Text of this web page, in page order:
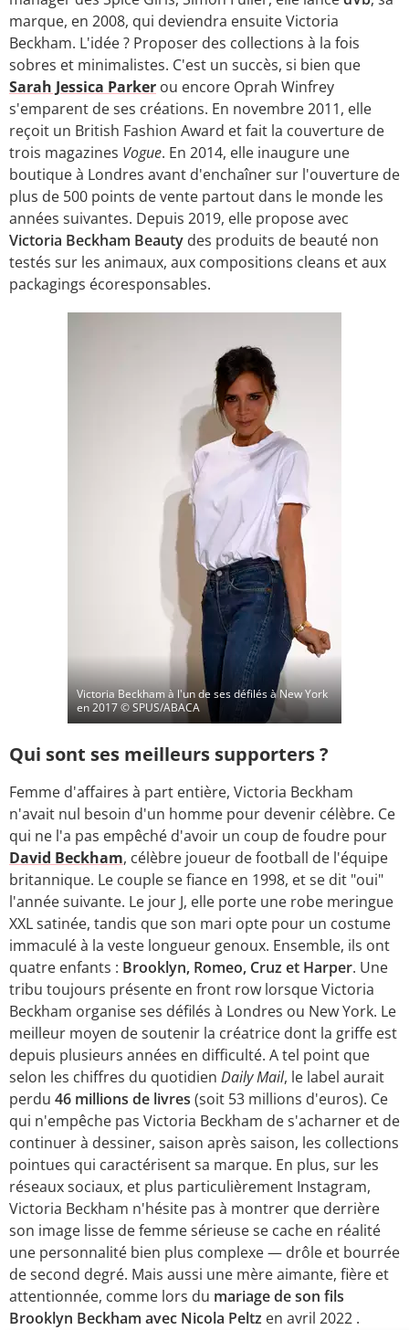
marque, en 2008, qui deviendra ensuite Victoria
Beckham. L'idée ? Proposer des collections à la fois
sobres et minimalistes. C'est un succès, si bien que
Sarah Jessica Parker ou encore Oprah Winfrey
s'emparent de ses créations. En novembre 2011, elle
reçoit un British Fashion Award et fait la couverture de
trois magazines Vogue. En 2014, elle inaugure une
boutique à Londres avant d'enchaîner sur l'ouverture de
plus de 500 points de vente partout dans le monde les
années suivantes. Depuis 2019, elle propose avec
Victoria Beckham Beauty des produits de beauté non
testés sur les animaux, aux compositions cleans et aux
packagings écoresponsables.
Victoria Beckham à l'un de ses défilés à New York
en 2017© SPUS/ABACA
Qui sont ses meilleurs supporters ?
Femme d'affaires à part entière, Victoria Beckham
n'avait nul besoin d'un homme pour devenir célèbre. Ce
qui ne l'a pas empêché d'avoir un coup de foudre pour
David Beckham, célèbre joueur de football de l'équipe
britannique. Le couple se fiance en 1998, et se dit "oui"
l'année suivante. Le jour J, elle porte une robe meringue
XXL satinée, tandis que son mari opte pour un costume
immaculé à la veste longueur genoux. Ensemble, ils ont
quatre enfants : Brooklyn, Romeo, Cruz et Harper. Une
tribu toujours présente en front row lorsque Victoria
Beckham organise ses défilés à Londres ou New York. Le
meilleur moyen de soutenir la créatrice dont la griffe est
depuis plusieurs années en difficulté. A tel point que
selon les chiffres du quotidien Daily Mail, le label aurait
perdu 46 millions de livres (soit 53 millions d'euros). Ce
qui n'empêche pas Victoria Beckham de s'acharner et de
continuer à dessiner, saison après saison, les collections
pointues qui caractérisent sa marque. En plus, sur les
réseaux sociaux, et plus particulièrement Instagram,
Victoria Beckham n'hésite pas à montrer que derrière
son image lisse de femme sérieuse se cache en réalité
une personnalité bien plus complexe — drôle et bourrée
de second degré. Mais aussi une mère aimante, fière et
attentionnée, comme lors du mariage de son fils
Brooklyn Beckham avec Nicola Peltz en avril 2022 .